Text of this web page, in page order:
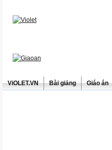
ViOLET.VN Bài giảng Giáo án